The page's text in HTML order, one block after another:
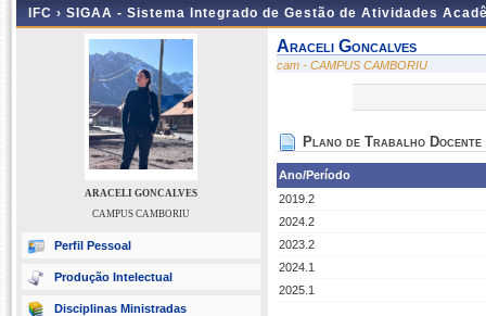
IFC › SIGAA - Sistema Integrado de Gestão de Atividades
ARACELI GONCALVES
CAMPUS CAMBORIU
Perfil Pessoal
Produção Intelectual
Disciplinas Ministradas
Araceli Goncalves
cam - CAMPUS CAMBORIU
Plano de Trabalho Docente
Ano/Período
2019.2
2024.2
2023.2
2024.1
2025.1